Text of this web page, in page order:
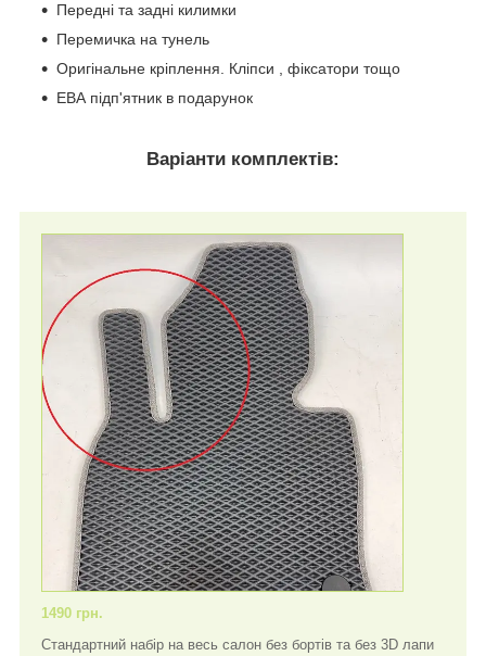
Передні та задні килимки
Перемичка на тунель
Оригінальне кріплення. Кліпси , фіксатори тощо
ЕВА підп'ятник в подарунок
Варіанти комплектів:
1490 грн.
Стандартний набір на весь салон без бортів та без 3D лапи